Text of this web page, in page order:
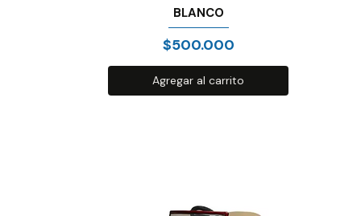
BLANCO
Precio
$500.000
Agregar al carrito